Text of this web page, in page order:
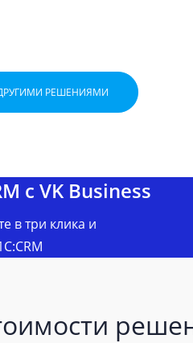
РЕШЕНИЯМИ
c VK Business
в три клика и